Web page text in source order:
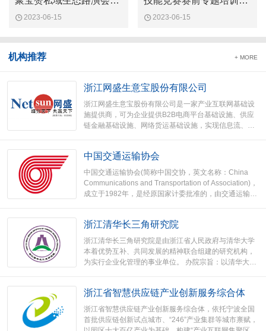
网盛大厦圆满举行
2023-06-15
在网盛大厦开班
2023-06-15
机构推荐 + MORE
浙江网盛生意宝股份有限公司
浙江网盛生意宝股份有限公司是一家产业互联网基础设
施提供商，可为企业提供B2B电商平台基础设施、供应
链金融基础设施、网络货运基础设施，实现信息流、资
股”（股票代码：002095），是专业B2B电子商务发展
模式的标志性企业。...
中国交通运输协会
中国交通运输协会(简称中国交协，英文名称：China
Communications and Transportation of Association)，
成立于1982年，是经原国家计委批准的，由交通运输、
成，具有法人资格的全国性、行业性、非营利性社会组
织。...
浙江清华长三角研究院
浙江清华长三角研究院是由浙江省人民政府与清华大学
本着优势互补、共同发展的精神联合组建的研究机构，
为实行企业化管理的事业单位。 办院宗旨：以清华大学
规划》为契机，大力开展科技创新、技术服务、人才培
养和高新技术产业化工作，为更好地发挥清华大学服务
社会职能，推动长三角地区经济社会发展方式转变，实
现科学发展、和谐发展、率先发展作出积极贡献。...
浙江省智慧供应链产业创新服务综合体
浙江省智慧供应链产业创新服务综合体，依托宁波全国
首批供应链创新试点城市、“246”产业集群等城市禀赋，